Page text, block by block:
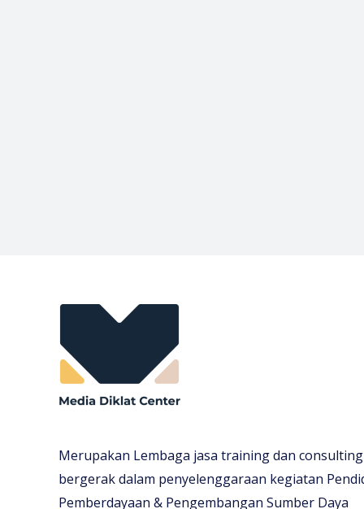
Merupakan Lembaga jasa training dan
bergerak dalam penyelenggaraan kegiatan
Pemberdayaan & Pengembangan Sumber Daya